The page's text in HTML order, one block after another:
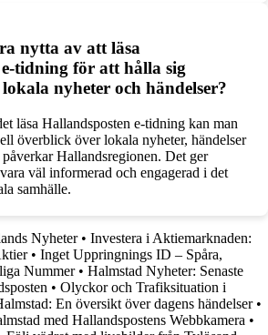
nytta av att läsa
tidning för att hålla sig
nyheter och händelser?
läsa Hallandsposten e-tidning kan man
överblick över lokala nyheter, händelser
Hallandsregionen. Det ger
väl informerad och engagerad i det
samhälle.
Nyheter• Investera i Aktiemarknaden:
• Inget Uppringnings ID – Spåra,
Nummer• Halmstad Nyheter: Senaste
• Olyckor och Trafiksituation i
En översikt över dagens händelser•
med Hallandspostens Webbkamera •